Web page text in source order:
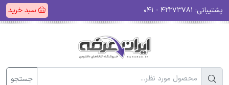
پشتیبانی: سبد خرید
جستجو